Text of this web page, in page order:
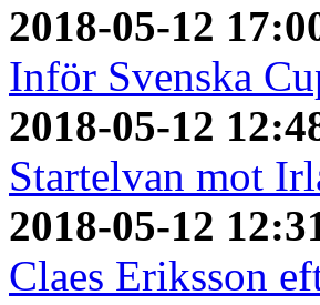
2018-05-12
Inför Svenska
2018-05-12
Startelvan mot
2018-05-12
Claes Eriksson